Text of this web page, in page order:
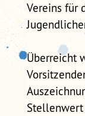
Vereins für
Überreicht
Stellenwert